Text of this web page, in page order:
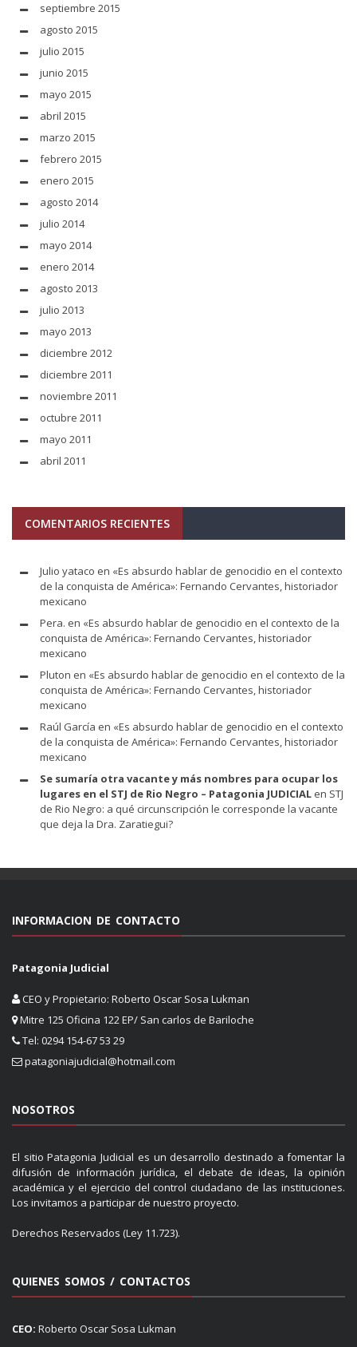
septiembre 2015
agosto 2015
julio 2015
junio 2015
mayo 2015
abril 2015
marzo 2015
febrero 2015
enero 2015
agosto 2014
julio 2014
mayo 2014
enero 2014
agosto 2013
julio 2013
mayo 2013
diciembre 2012
diciembre 2011
noviembre 2011
octubre 2011
mayo 2011
abril 2011
COMENTARIOS RECIENTES
Julio yataco en «Es absurdo hablar de genocidio en el contexto
de la conquista de América»: Fernando Cervantes, historiador
mexicano
Pera. en «Es absurdo hablar de genocidio en el contexto de la
conquista de América»: Fernando Cervantes, historiador
mexicano
Pluton en «Es absurdo hablar de genocidio en el contexto de la
conquista de América»: Fernando Cervantes, historiador
mexicano
Raúl García en «Es absurdo hablar de genocidio en el contexto
de la conquista de América»: Fernando Cervantes, historiador
mexicano
Se sumaría otra vacante y más nombres para ocupar los
lugares en el STJ de Rio Negro – Patagonia JUDICIAL en STJ
de Rio Negro: a qué circunscripción le corresponde la vacante
que deja la Dra. Zaratiegui?
INFORMACION DE CONTACTO
Patagonia Judicial
CEO y Propietario: Roberto Oscar Sosa Lukman
Mitre 125 Oficina 122 EP/ San carlos de Bariloche
Tel: 0294 154-67 53 29
patagoniajudicial@hotmail.com
NOSOTROS
El sitio Patagonia Judicial es un desarrollo destinado a fomentar la
difusión de información jurídica, el debate de ideas, la opinión
académica y el ejercicio del control ciudadano de las instituciones.
Los invitamos a participar de nuestro proyecto.
Derechos Reservados (Ley 11.723).
QUIENES SOMOS / CONTACTOS
CEO: Roberto Oscar Sosa Lukman